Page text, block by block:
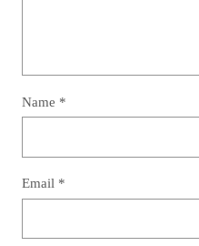
Name *
Email *